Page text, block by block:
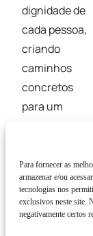
Para fornecer as
armazenar e/ou
tecnologias nos
exclusivos neste site.
negativamente certos
dignidade de
cada pessoa,
criando
caminhos
concretos
para um
sustentável.